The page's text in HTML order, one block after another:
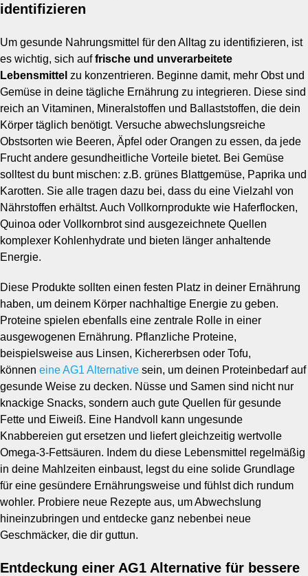
identifizieren
Um gesunde Nahrungsmittel für den Alltag zu identifizieren, ist
es wichtig, sich auffrische und unverarbeitete
Lebensmittel zu konzentrieren. Beginne damit, mehr Obst und
Gemüse in deine tägliche Ernährung zu integrieren. Diese sind
reich an Vitaminen, Mineralstoffen und Ballaststoffen, die dein
Körper täglich benötigt. Versuche abwechslungsreiche
Obstsorten wie Beeren, Äpfel oder Orangen zu essen, da jede
Frucht andere gesundheitliche Vorteile bietet. Bei Gemüse
solltest du bunt mischen: z.B. grünes Blattgemüse, Paprika und
Karotten. Sie alle tragen dazu bei, dass du eine Vielzahl von
Nährstoffen erhältst. Auch Vollkornprodukte wie Haferflocken,
Quinoa oder Vollkornbrot sind ausgezeichnete Quellen
komplexer Kohlenhydrate und bieten länger anhaltende
Energie.
Diese Produkte sollten einen festen Platz in deiner Ernährung
haben, um deinem Körper nachhaltige Energie zu geben.
Proteine spielen ebenfalls eine zentrale Rolle in einer
ausgewogenen Ernährung. Pflanzliche Proteine,
beispielsweise aus Linsen, Kichererbsen oder Tofu,
können eine AG1 Alternative sein, um deinen Proteinbedarf auf
gesunde Weise zu decken. Nüsse und Samen sind nicht nur
knackige Snacks, sondern auch gute Quellen für gesunde
Fette und Eiweiß. Eine Handvoll kann ungesunde
Knabbereien gut ersetzen und liefert gleichzeitig wertvolle
Omega-3-Fettsäuren. Indem du diese Lebensmittel regelmäßig
in deine Mahlzeiten einbaust, legst du eine solide Grundlage
für eine gesündere Ernährungsweise und fühlst dich rundum
wohler. Probiere neue Rezepte aus, um Abwechslung
hineinzubringen und entdecke ganz nebenbei neue
Geschmäcker, die dir guttun.
Entdeckung einer AG1 Alternative für bessere